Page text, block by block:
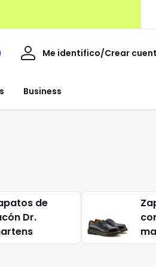
Business
Me identifico/Crear
Mi
de
Dr.